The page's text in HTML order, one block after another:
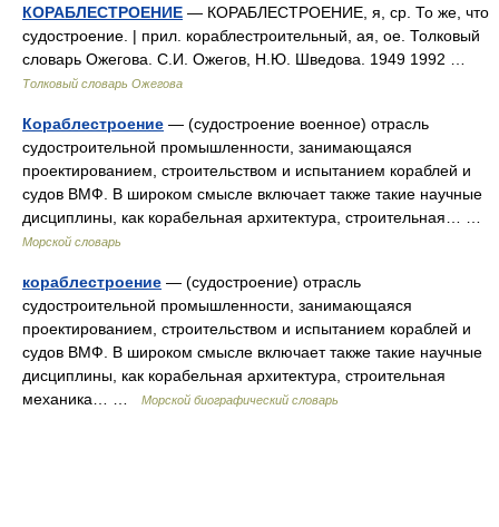
КОРАБЛЕСТРОЕНИЕ — КОРАБЛЕСТРОЕНИЕ, я, ср. То же, что
судостроение. | прил. кораблестроительный, ая, ое. Толковый
словарь Ожегова. С.И. Ожегов, Н.Ю. Шведова. 1949 1992 …
Толковый словарь Ожегова
Кораблестроение — (судостроение военное) отрасль
судостроительной промышленности, занимающаяся
проектированием, строительством и испытанием кораблей и
судов ВМФ. В широком смысле включает также такие научные
дисциплины, как корабельная архитектура, строительная… …
Морской словарь
кораблестроение — (судостроение) отрасль
судостроительной промышленности, занимающаяся
проектированием, строительством и испытанием кораблей и
судов ВМФ. В широком смысле включает также такие научные
дисциплины, как корабельная архитектура, строительная
механика… …
Морской биографический словарь